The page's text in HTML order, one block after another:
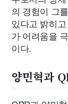
의 경험이 그
있다고 밝히
가 어려움을
이다.
양민혁과